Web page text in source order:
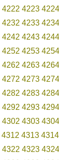
4222 4223 4224
4232 4233 4234
4242 4243 4244
4252 4253 4254
4262 4263 4264
4272 4273 4274
4282 4283 4284
4292 4293 4294
4302 4303 4304
4312 4313 4314
4322 4323 4324